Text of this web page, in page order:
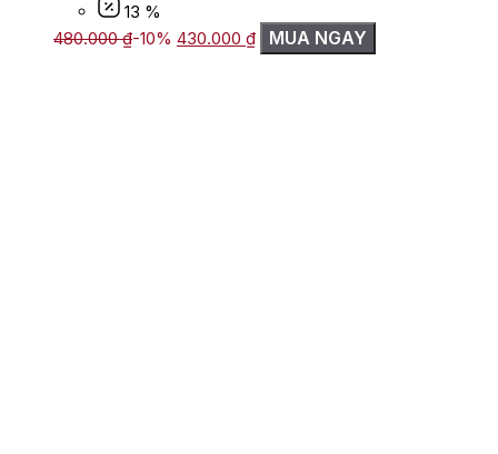
13 %
480.000₫-10% Giá
gốc
430.000 ₫Giá
hiện
MUA NGAY